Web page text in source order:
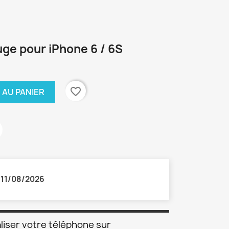
pour iPhone 6 / 6S
PANIER favorite_border
11/08/2026
votre téléphone sur